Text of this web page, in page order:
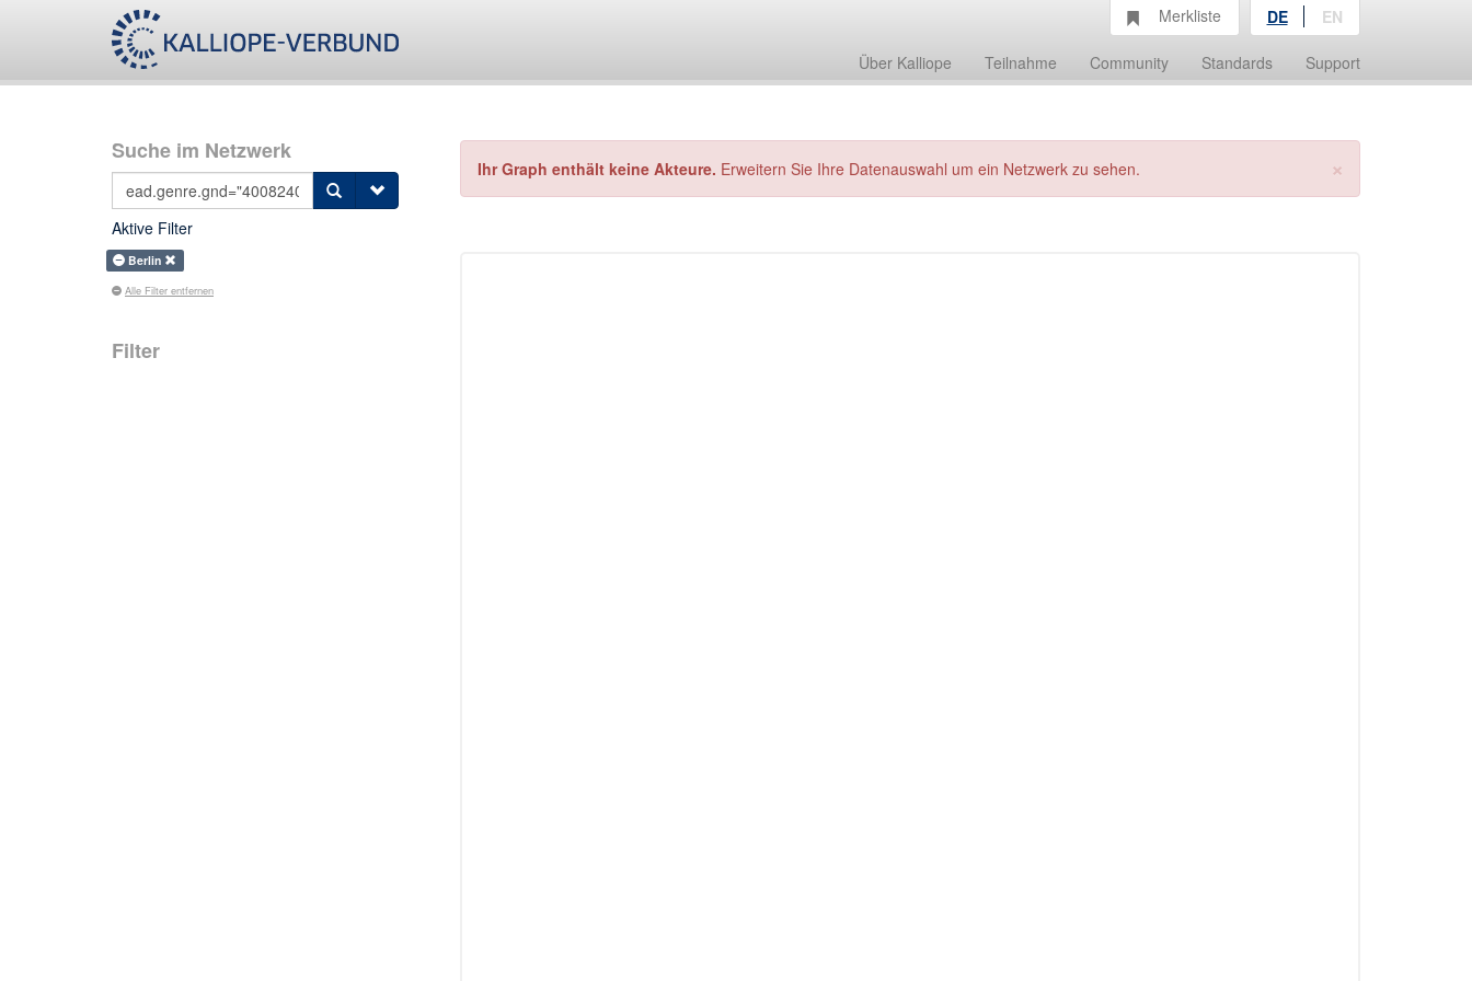
Über Kalliope Teilnahme Community Standards Support
Merkliste DE EN
Suche im Netzwerk
Aktive Filter
Berlin
Alle Filter entfernen
Filter
×
Ihr Graph enthält keine Akteure. Erweitern Sie Ihre Datenauswahl um ein Netzwerk zu sehen.